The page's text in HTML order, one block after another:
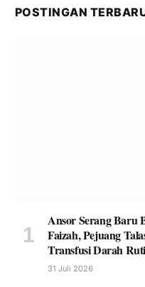
POSTINGAN
Ansor Serang Baru
Faizah, Pejuang
Transfusi Darah
31 Juli 2026